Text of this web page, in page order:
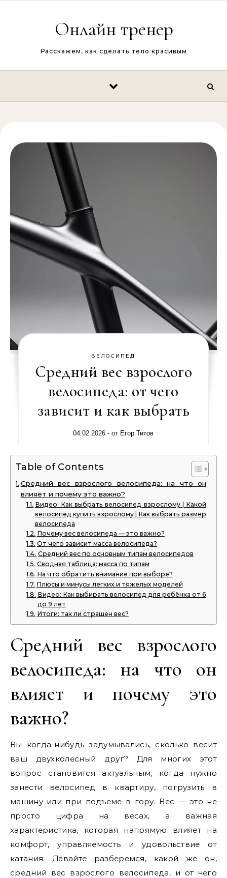
Онлайн тренер
Расскажем, как сделать тело красивым
ВЕЛОСИПЕД
Средний вес взрослого
велосипеда: от чего
зависит и как выбрать
04.02.2026 - от Егор Титов
Table of Contents
Средний вес взрослого велосипеда: на что он
влияет и почему это важно?
Видео: Как выбрать велосипед взрослому | Какой
велосипед купить взрослому | Как выбрать размер
велосипеда
Почему вес велосипеда — это важно?
От чего зависит масса велосипеда?
Средний вес по основным типам велосипедов
Сводная таблица: масса по типам
На что обратить внимание при выборе?
Плюсы и минусы легких и тяжелых моделей
Видео: Как выбирать велосипед для ребёнка от 6
до 9 лет
Итоги: так ли страшен вес?
Средний вес взрослого
велосипеда: на что он
влияет и почему это
важно?
Вы когда-нибудь задумывались, сколько весит
ваш двухколесный друг? Для многих этот
вопрос становится актуальным, когда нужно
занести велосипед в квартиру, погрузить в
машину или при подъеме в гору. Вес — это не
просто цифра на весах, а важная
характеристика, которая напрямую влияет на
комфорт, управляемость и удовольствие от
катания. Давайте разберемся, какой же он,
средний вес взрослого велосипеда, и от чего